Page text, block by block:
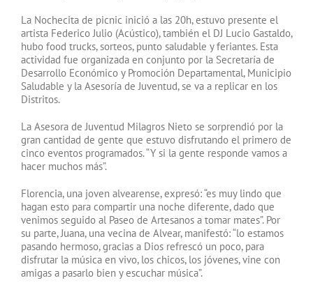
La Nochecita de picnic inició a las 20h, estuvo presente el
artista Federico Julio (Acústico), también el DJ Lucio Gastaldo,
hubo food trucks, sorteos, punto saludable y feriantes. Esta
actividad fue organizada en conjunto por la Secretaría de
Desarrollo Económico y Promoción Departamental, Municipio
Saludable y la Asesoría de Juventud, se va a replicar en los
Distritos.
La Asesora de Juventud Milagros Nieto se sorprendió por la
gran cantidad de gente que estuvo disfrutando el primero de
cinco eventos programados. “Y si la gente responde vamos a
hacer muchos más”.
Florencia, una joven alvearense, expresó: “es muy lindo que
hagan esto para compartir una noche diferente, dado que
venimos seguido al Paseo de Artesanos a tomar mates”. Por
su parte, Juana, una vecina de Alvear, manifestó: “lo estamos
pasando hermoso, gracias a Dios refrescó un poco, para
disfrutar la música en vivo, los chicos, los jóvenes, vine con
amigas a pasarlo bien y escuchar música”.